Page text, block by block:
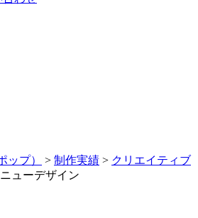
ップ） > 制作実績 > クリエイティブ
ューデザイン